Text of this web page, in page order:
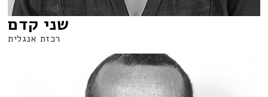
שני קדם
רכזת אנגלית